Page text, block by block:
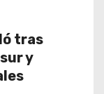
tras
y